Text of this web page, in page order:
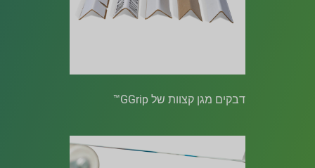
דבקים מגן קצוות של GGrip™